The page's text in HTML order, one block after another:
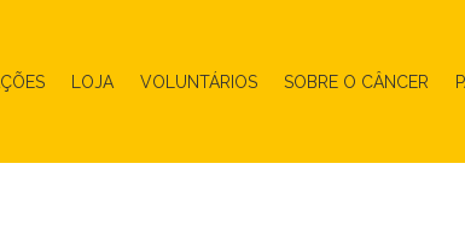
LOJA VOLUNTÁRIOS SOBRE O CÂNCER